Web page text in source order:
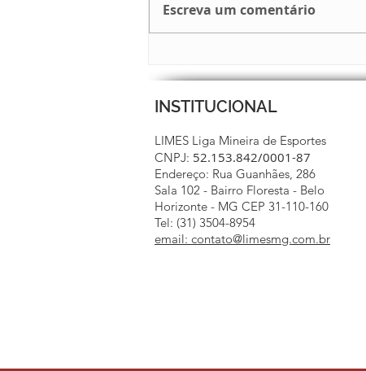
Escreva um comentário
INSTITUCIONAL
LIMES Liga Mineira de Esportes
CNPJ: 52.153.842/0001-87
Endereço: Rua Guanhães, 286
Sala 102 - Bairro Floresta - Belo
Horizonte - MG CEP 31-110-160
Tel: (31) 3504-8954
email: contato@limesmg.com.br